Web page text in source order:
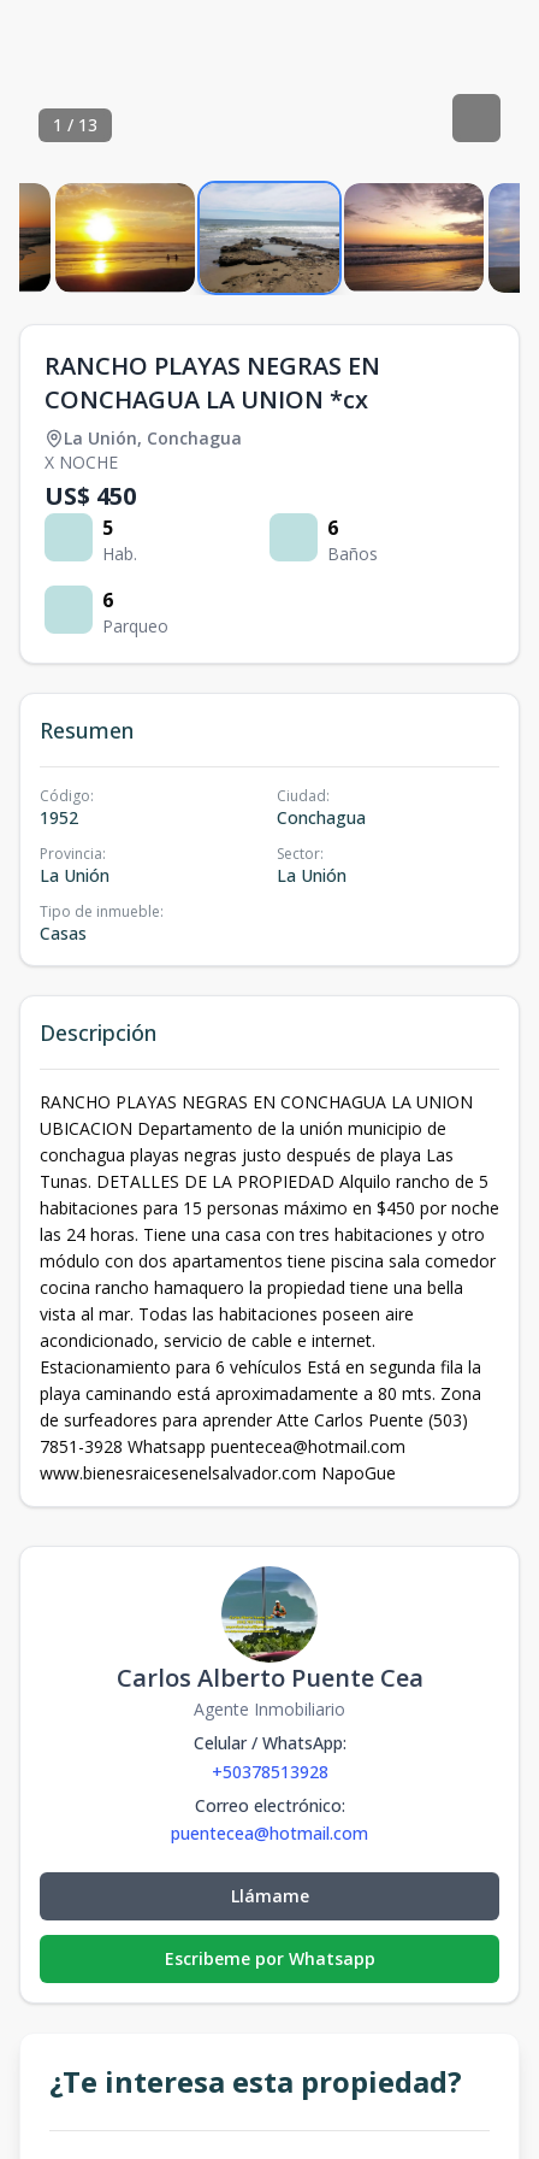
1 / 13
RANCHO PLAYAS NEGRAS EN
CONCHAGUA LA UNION *cx
La Unión, Conchagua
X NOCHE
US$ 450
5
Hab.
6
Baños
6
Parqueo
Resumen
Código:
1952
Ciudad:
Conchagua
Provincia:
La Unión
Sector:
La Unión
Tipo de inmueble:
Casas
Descripción
RANCHO PLAYAS NEGRAS EN CONCHAGUA LA UNION
UBICACION Departamento de la unión municipio de
conchagua playas negras justo después de playa Las
Tunas. DETALLES DE LA PROPIEDAD Alquilo rancho de 5
habitaciones para 15 personas máximo en $450 por noche
las 24 horas. Tiene una casa con tres habitaciones y otro
módulo con dos apartamentos tiene piscina sala comedor
cocina rancho hamaquero la propiedad tiene una bella
vista al mar. Todas las habitaciones poseen aire
acondicionado, servicio de cable e internet.
Estacionamiento para 6 vehículos Está en segunda fila la
playa caminando está aproximadamente a 80 mts. Zona
de surfeadores para aprender Atte Carlos Puente (503)
7851-3928 Whatsapp puentecea@hotmail.com
www.bienesraicesenelsalvador.com NapoGue
Carlos Alberto Puente Cea
Agente Inmobiliario
Celular / WhatsApp:
+50378513928
Correo electrónico:
puentecea@hotmail.com
Llámame
Escribeme por Whatsapp
¿Te interesa esta propiedad?